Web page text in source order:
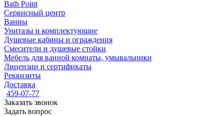
Bath Point
Сервисный центр
Ванны
Унитазы и комплектующие
Душевые кабины и ограждения
Смесители и душевые стойки
Мебель для ванной комнаты, умывальники
Лицензии и сертификаты
Реквизиты
Доставка
459-07-77
Заказать звонок
Задать вопрос